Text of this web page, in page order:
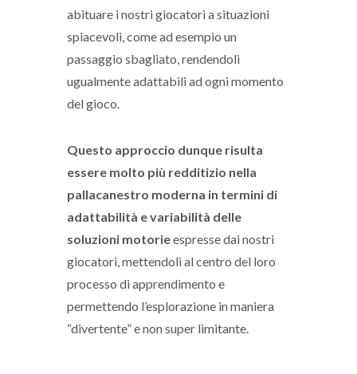
abituare i nostri giocatori a situazioni
spiacevoli, come ad esempio un
passaggio sbagliato, rendendoli
ugualmente adattabili ad ogni momento
del gioco.
Questo approccio dunque risulta
essere molto più redditizio nella
pallacanestro moderna in termini di
adattabilità e variabilità delle
soluzioni motorieespresse dai nostri
giocatori, mettendoli al centro del loro
processo di apprendimento e
permettendo l’esplorazione in maniera
“divertente” e non super limitante.